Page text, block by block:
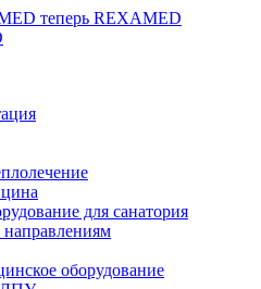
теперь REXAMED
для санатория
оборудование